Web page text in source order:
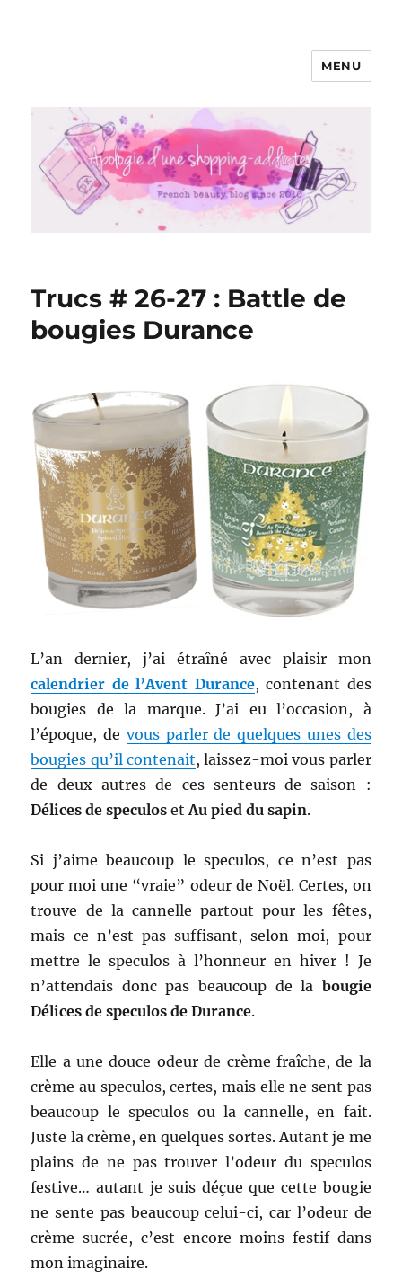
Apologie d'une Shopping-addicte
MENU
Trucs # 26-27 : Battle de
bougies Durance
L’an dernier, j’ai étraîné avec plaisir mon
calendrier de l’Avent Durance, contenant des
bougies de la marque. J’ai eu l’occasion, à
l’époque, de vous parler de quelques unes des
bougies qu’il contenait, laissez-moi vous parler
de deux autres de ces senteurs de saison :
Délices de speculos etAu pied du sapin.
Si j’aime beaucoup le speculos, ce n’est pas
pour moi une “vraie” odeur de Noël. Certes, on
trouve de la cannelle partout pour les fêtes,
mais ce n’est pas suffisant, selon moi, pour
mettre le speculos à l’honneur en hiver ! Je
n’attendais donc pas beaucoup de la bougie
Délices de speculos de Durance.
Elle a une douce odeur de crème fraîche, de la
crème au speculos, certes, mais elle ne sent pas
beaucoup le speculos ou la cannelle, en fait.
Juste la crème, en quelques sortes. Autant je me
plains de ne pas trouver l’odeur du speculos
festive… autant je suis déçue que cette bougie
ne sente pas beaucoup celui-ci, car l’odeur de
crème sucrée, c’est encore moins festif dans
mon imaginaire.